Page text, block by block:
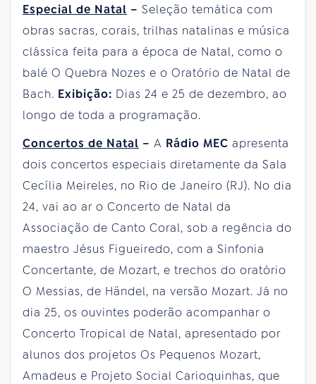
Especial de Natal – Seleção temática com
obras sacras, corais, trilhas natalinas e música
clássica feita para a época de Natal, como o
balé O Quebra Nozes e o Oratório de Natal de
Bach. Exibição: Dias 24 e 25 de dezembro, ao
longo de toda a programação.
Concertos de Natal – A Rádio MEC apresenta
dois concertos especiais diretamente da Sala
Cecília Meireles, no Rio de Janeiro (RJ). No dia
24, vai ao ar o Concerto de Natal da
Associação de Canto Coral, sob a regência do
maestro Jésus Figueiredo, com a Sinfonia
Concertante, de Mozart, e trechos do oratório
O Messias, de Händel, na versão Mozart. Já no
dia 25, os ouvintes poderão acompanhar o
Concerto Tropical de Natal, apresentado por
alunos dos projetos Os Pequenos Mozart,
Amadeus e Projeto Social Carioquinhas, que